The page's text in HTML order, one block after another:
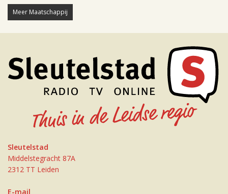
Meer Maatschappij
Sleutelstad
Middelstegracht 87A
2312 TT Leiden
E-mail